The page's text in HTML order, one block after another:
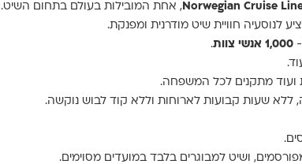
Norwegian Cruise , אחת המובילות בעולם בתחום השיט.
לנוסעיה חוויית שיט מודרנית ומפנקת.
1,000 אנשי צוות
.
ועוד מתקנים לכל המשפחה.
ללא שעות קבועות לארוחות וללא קוד לבוש נוקשה.
ושיט למבוגרים בלבד במועדים מסוימים.